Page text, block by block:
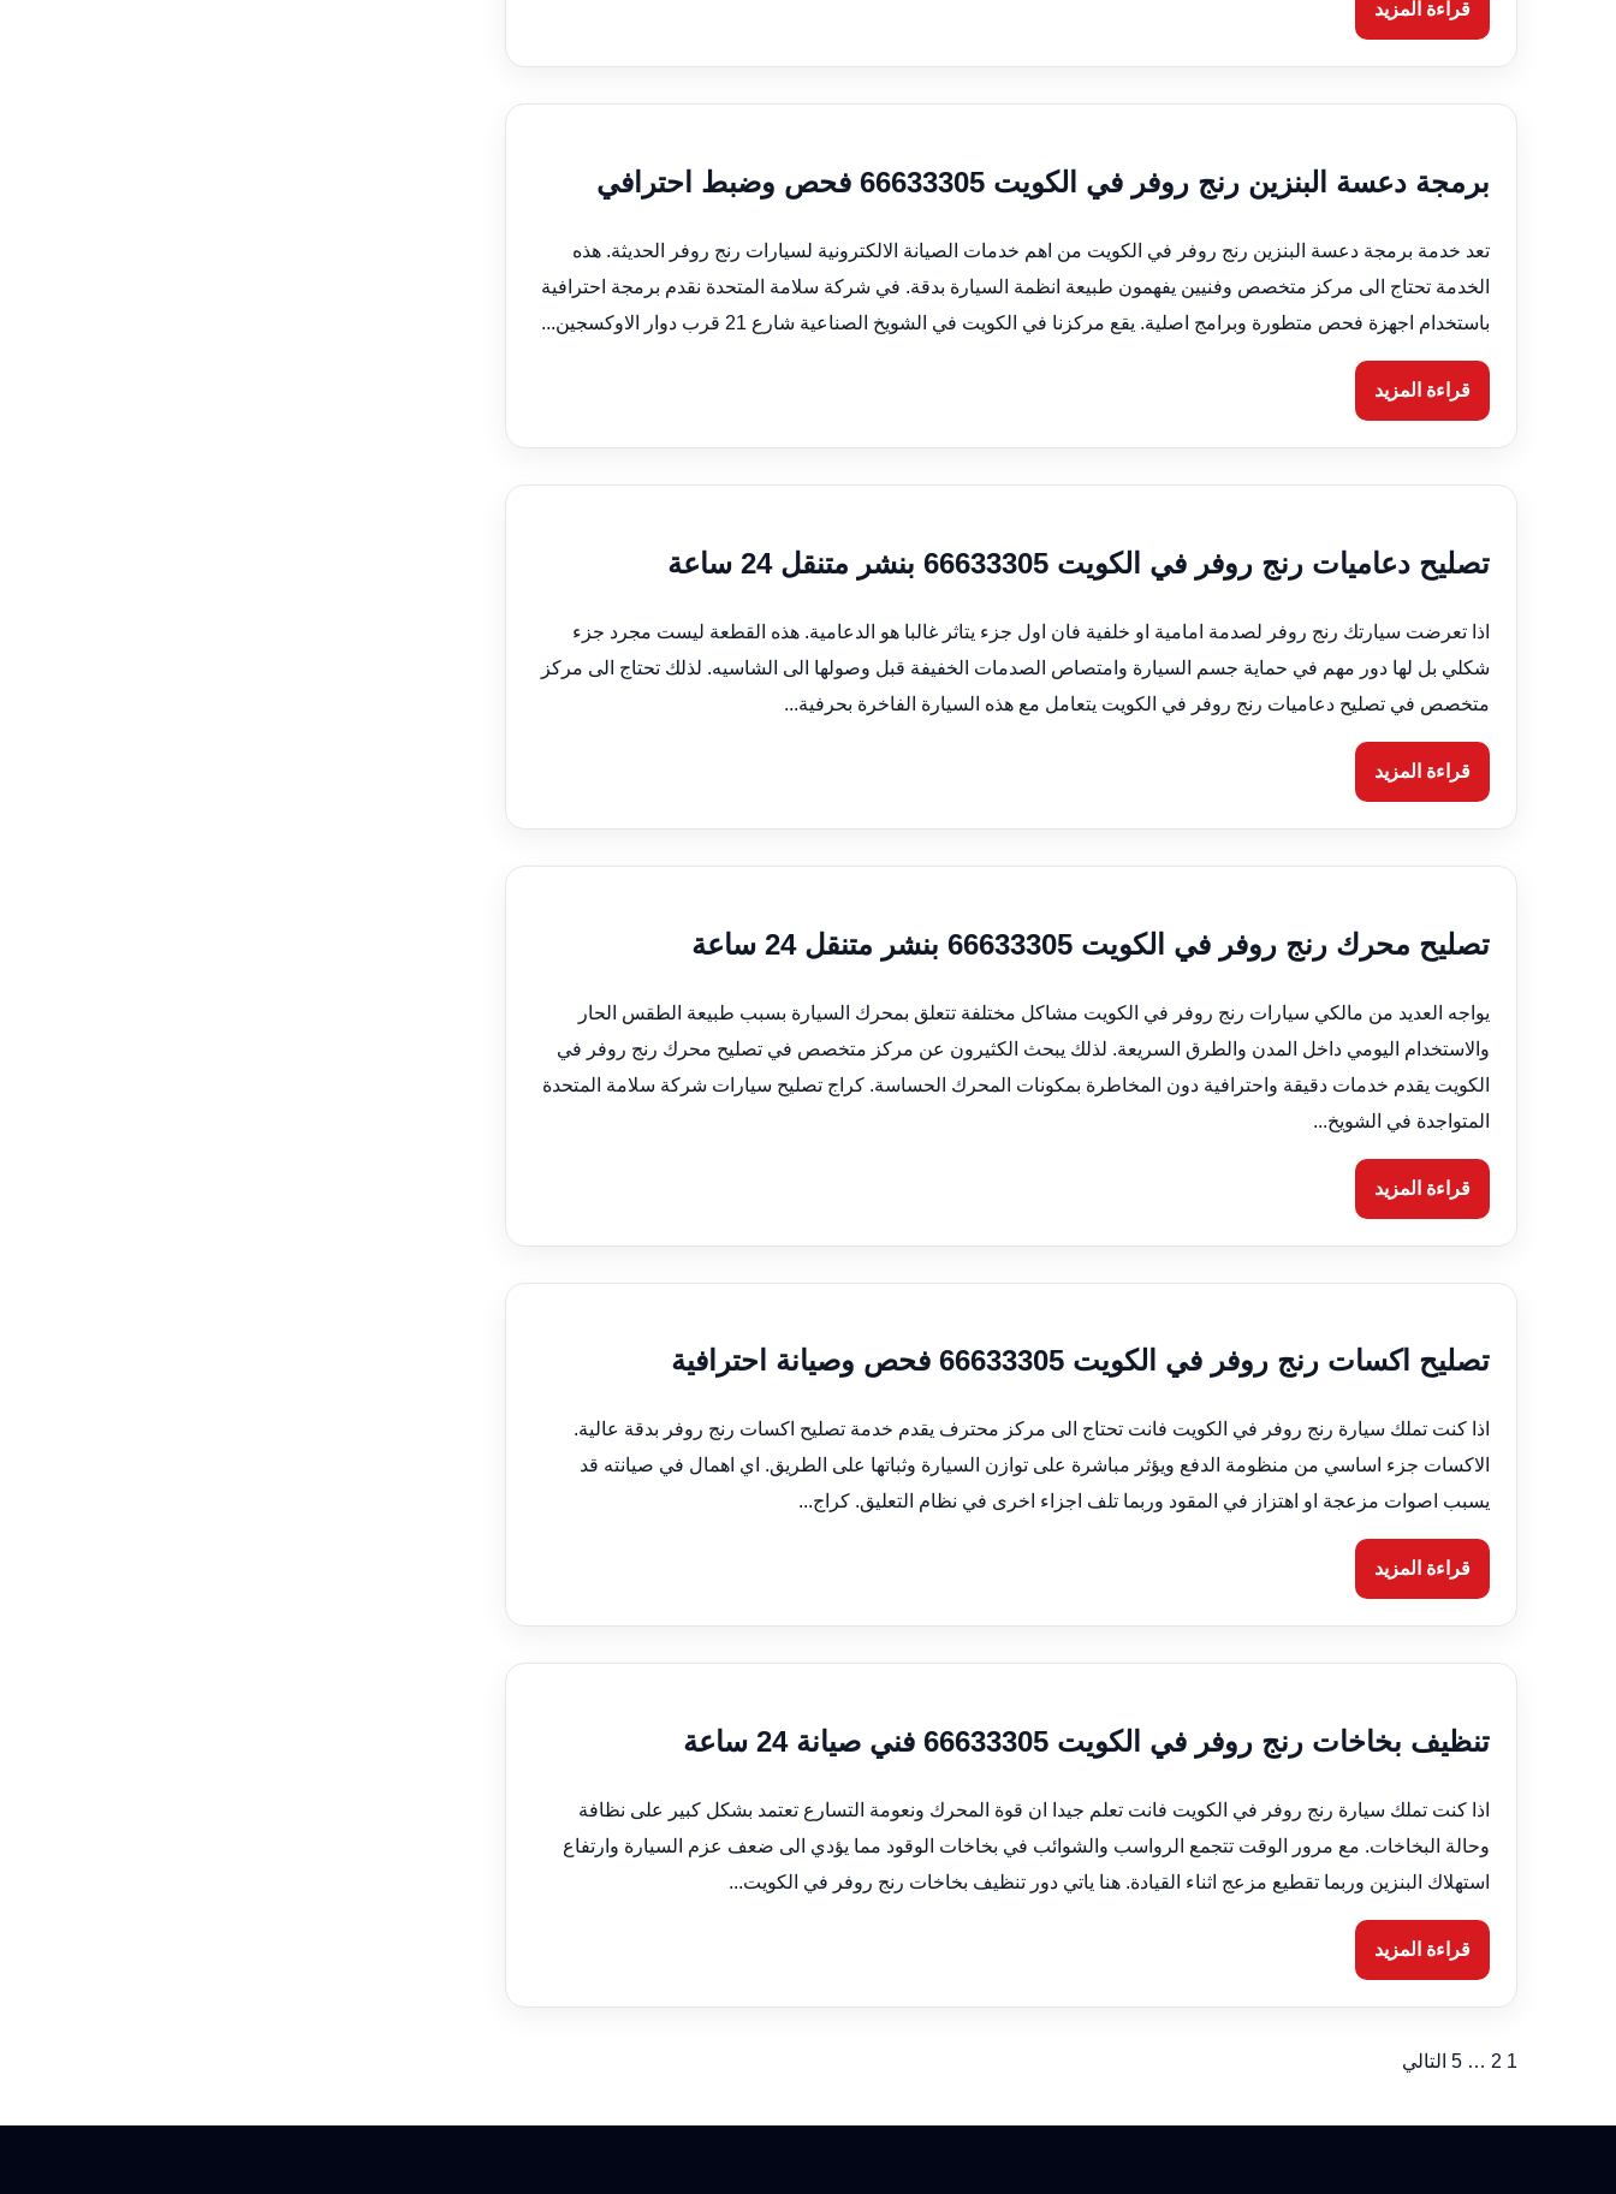
قراءة المزيد
برمجة دعسة البنزين رنج روفر في الكويت 66633305 فحص وضبط احترافي
تعد خدمة برمجة دعسة البنزين رنج روفر في الكويت من اهم خدمات الصيانة الالكترونية لسيارات رنج روفر الحديثة. هذه
الخدمة تحتاج الى مركز متخصص وفنيين يفهمون طبيعة انظمة السيارة بدقة. في شركة سلامة المتحدة نقدم برمجة احترافية
باستخدام اجهزة فحص متطورة وبرامج اصلية. يقع مركزنا في الكويت في الشويخ الصناعية شارع 21 قرب دوار الاوكسجين...
قراءة المزيد
تصليح دعاميات رنج روفر في الكويت 66633305 بنشر متنقل 24 ساعة
اذا تعرضت سيارتك رنج روفر لصدمة امامية او خلفية فان اول جزء يتاثر غالبا هو الدعامية. هذه القطعة ليست مجرد جزء
شكلي بل لها دور مهم في حماية جسم السيارة وامتصاص الصدمات الخفيفة قبل وصولها الى الشاسيه. لذلك تحتاج الى مركز
متخصص في تصليح دعاميات رنج روفر في الكويت يتعامل مع هذه السيارة الفاخرة بحرفية...
قراءة المزيد
تصليح محرك رنج روفر في الكويت 66633305 بنشر متنقل 24 ساعة
يواجه العديد من مالكي سيارات رنج روفر في الكويت مشاكل مختلفة تتعلق بمحرك السيارة بسبب طبيعة الطقس الحار
والاستخدام اليومي داخل المدن والطرق السريعة. لذلك يبحث الكثيرون عن مركز متخصص في تصليح محرك رنج روفر في
الكويت يقدم خدمات دقيقة واحترافية دون المخاطرة بمكونات المحرك الحساسة. كراج تصليح سيارات شركة سلامة المتحدة
المتواجدة في الشويخ...
قراءة المزيد
تصليح اكسات رنج روفر في الكويت 66633305 فحص وصيانة احترافية
اذا كنت تملك سيارة رنج روفر في الكويت فانت تحتاج الى مركز محترف يقدم خدمة تصليح اكسات رنج روفر بدقة عالية.
الاكسات جزء اساسي من منظومة الدفع ويؤثر مباشرة على توازن السيارة وثباتها على الطريق. اي اهمال في صيانته قد
يسبب اصوات مزعجة او اهتزاز في المقود وربما تلف اجزاء اخرى في نظام التعليق. كراج...
قراءة المزيد
تنظيف بخاخات رنج روفر في الكويت 66633305 فني صيانة 24 ساعة
اذا كنت تملك سيارة رنج روفر في الكويت فانت تعلم جيدا ان قوة المحرك ونعومة التسارع تعتمد بشكل كبير على نظافة
وحالة البخاخات. مع مرور الوقت تتجمع الرواسب والشوائب في بخاخات الوقود مما يؤدي الى ضعف عزم السيارة وارتفاع
استهلاك البنزين وربما تقطيع مزعج اثناء القيادة. هنا ياتي دور تنظيف بخاخات رنج روفر في الكويت...
قراءة المزيد
تعدد
صفحات
1
2
…
5 التالي